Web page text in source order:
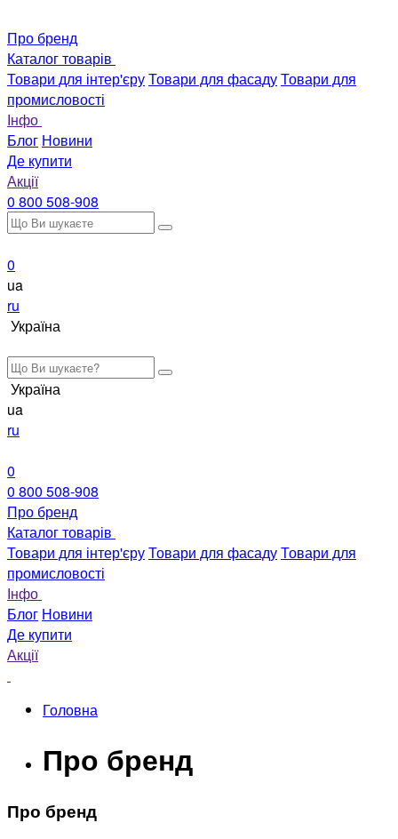
Про бренд
Каталог товарів
Товари для інтер'єруТовари для фасадуТовари для
промисловості
Інфо
Блог Новини
Де купити
Акції
0 800 508-908
0
ua
ru
Україна
Україна
ua
ru
0
0 800 508-908
Про бренд
Каталог товарів
Товари для інтер'єруТовари для фасадуТовари для
промисловості
Інфо
Блог Новини
Де купити
Акції
Головна
Про бренд
Про бренд